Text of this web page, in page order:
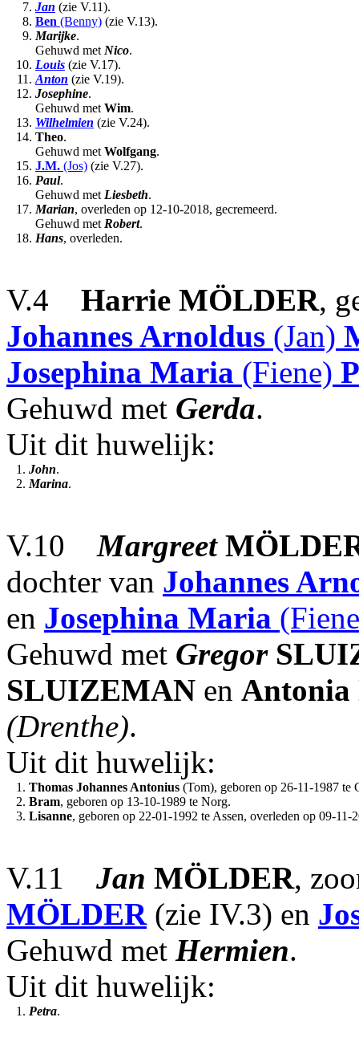
7. Jan (zie V.11).
8. Ben (Benny) (zie V.13).
9. Marijke.
Gehuwd met Nico.
10. Louis (zie V.17).
11. Anton (zie V.19).
12. Josephine.
Gehuwd met Wim.
13. Wilhelmien (zie V.24).
14. Theo.
Gehuwd met Wolfgang.
15. J.M. (Jos) (zie V.27).
16. Paul.
Gehuwd met Liesbeth.
17. Marian, overleden op 12-10-2018, gecremeerd.
Gehuwd met Robert.
18. Hans, overleden.
V.4 Harrie MÖLDER,
Johannes Arnoldus (Jan)
Josephina Maria (Fiene)
Gehuwd met Gerda.
Uit dit huwelijk:
1. John.
2. Marina.
V.10Margreet
dochter van Johannes
en Josephina Maria
Gehuwd met Gregor
SLUIZEMAN en Antonia
(Drenthe).
Uit dit huwelijk:
1. Thomas Johannes Antonius (Tom), geboren op 26-11-1987 te
2. Bram, geboren op 13-10-1989 te Norg.
3. Lisanne, geboren op 22-01-1992 te Assen, overleden op 09-
V.11 Jan MÖLDER,
MÖLDER(zie IV.3) en
Gehuwd met Hermien.
Uit dit huwelijk:
1. Petra.